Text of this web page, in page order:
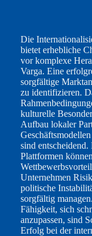
Die
bietet erhebliche
vor komplexe
Varga. Eine
sorgfältige
zu identifizieren.
kulturelle
Aufbau lokaler
sind
Plattformen
Unternehmen
politische
sorgfältig
Fähigkeit, sich
anzupassen, sind
Erfolg bei der